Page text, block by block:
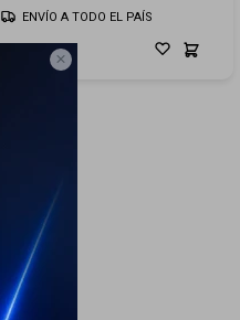

ENVÍO A TODO EL PAÍS